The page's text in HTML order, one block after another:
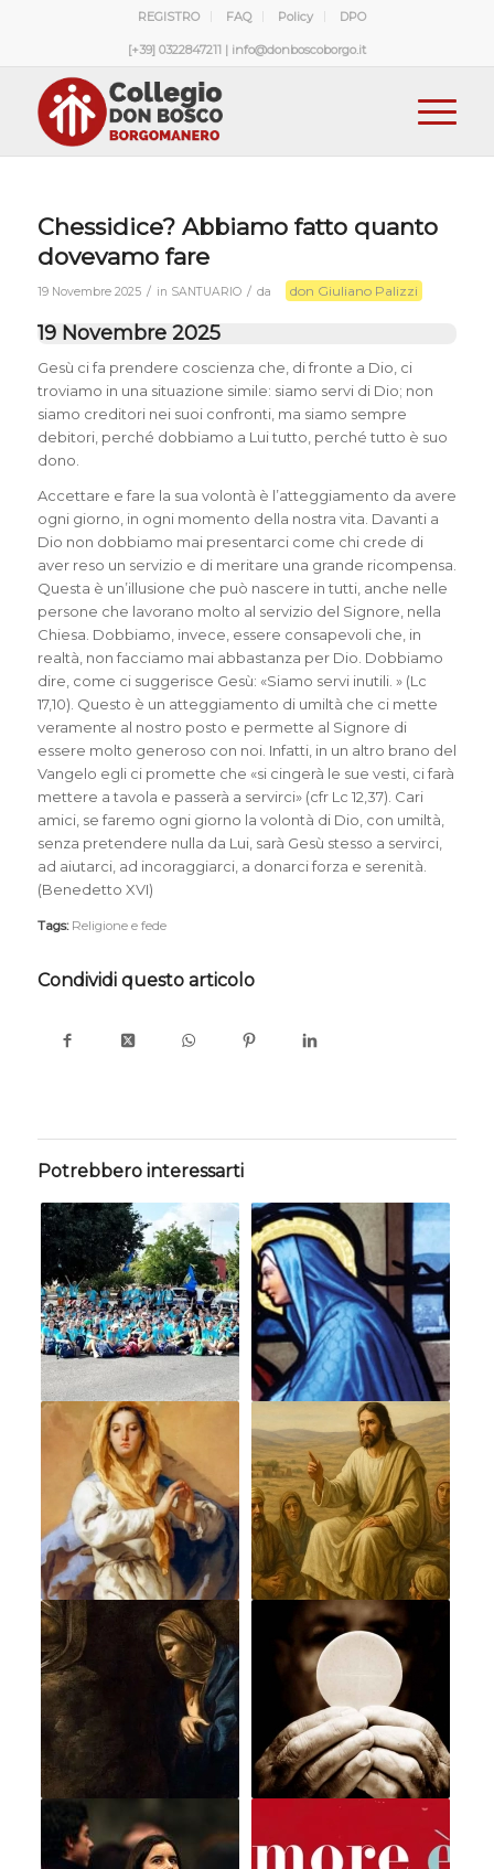
REGISTRO FAQ Policy DPO
[+39] 0322847211 | info@donboscoborgo.it
Chessidice? Abbiamo fatto quanto
dovevamo fare
19 Novembre 2025 / in SANTUARIO / da don Giuliano Palizzi
19 Novembre 2025
Gesù ci fa prendere coscienza che, di fronte a Dio, ci
troviamo in una situazione simile: siamo servi di Dio; non
siamo creditori nei suoi confronti, ma siamo sempre
debitori, perché dobbiamo a Lui tutto, perché tutto è suo
dono.
Accettare e fare la sua volontà è l’atteggiamento da avere
ogni giorno, in ogni momento della nostra vita. Davanti a
Dio non dobbiamo mai presentarci come chi crede di
aver reso un servizio e di meritare una grande ricompensa.
Questa è un’illusione che può nascere in tutti, anche nelle
persone che lavorano molto al servizio del Signore, nella
Chiesa. Dobbiamo, invece, essere consapevoli che, in
realtà, non facciamo mai abbastanza per Dio. Dobbiamo
dire, come ci suggerisce Gesù: «Siamo servi inutili. » (Lc
17,10). Questo è un atteggiamento di umiltà che ci mette
veramente al nostro posto e permette al Signore di
essere molto generoso con noi. Infatti, in un altro brano del
Vangelo egli ci promette che «si cingerà le sue vesti, ci farà
mettere a tavola e passerà a servirci» (cfr Lc 12,37). Cari
amici, se faremo ogni giorno la volontà di Dio, con umiltà,
senza pretendere nulla da Lui, sarà Gesù stesso a servirci,
ad aiutarci, ad incoraggiarci, a donarci forza e serenità.
(Benedetto XVI)
Tags: Religione e fede
Condividi questo articolo
Potrebbero interessarti